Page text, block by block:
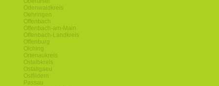
Odenwaldkreis
Oehringen
Offenbach
Offenbach-am-Main
Offenbach-Landkreis
Offenburg
Olching
Ortenaukreis
Ostalbkreis
Ostallgaeu
Ostfildern
Passau